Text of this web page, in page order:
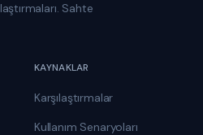
Sahte
KAYNAKLAR
Karşılaştırmalar
Kullanım Senaryoları